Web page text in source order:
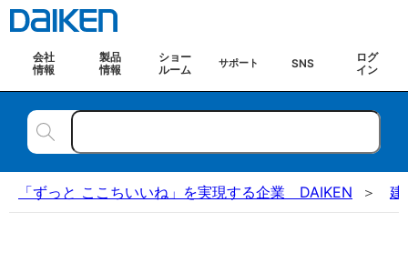
会社
情報
製品
情報
ショー
ルーム
サポート SNS
ログ
イン
「ずっと ここちいいね」を実現する企業 DAIKEN 建